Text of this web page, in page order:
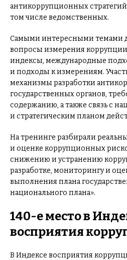
антикоррупционных
том числе ведомственных.
Самыми интересными темами
вопросы измерения
индексы, международные
и подходы к измерениям.
механизмы разработки
государственных органов,
содержанию, а также связь с
и стратегическим планом
На тренинге разбирали
и оценке коррупционных
снижению и устранению
разработке, мониторингу и
выполнения плана
национального плана».
140-е место в
восприятия
В Индексе восприятия